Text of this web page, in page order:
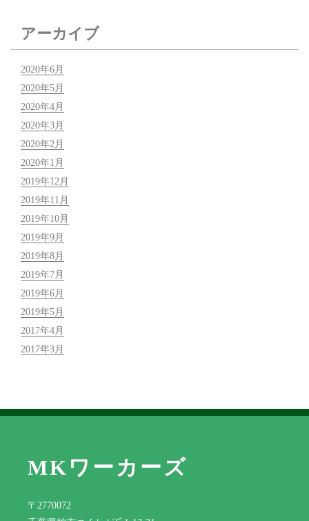
アーカイブ
2020年6月
2020年5月
2020年4月
2020年3月
2020年2月
2020年1月
2019年12月
2019年11月
2019年10月
2019年9月
2019年8月
2019年7月
2019年6月
2019年5月
2017年4月
2017年3月
MKワーカーズ
〒2770072